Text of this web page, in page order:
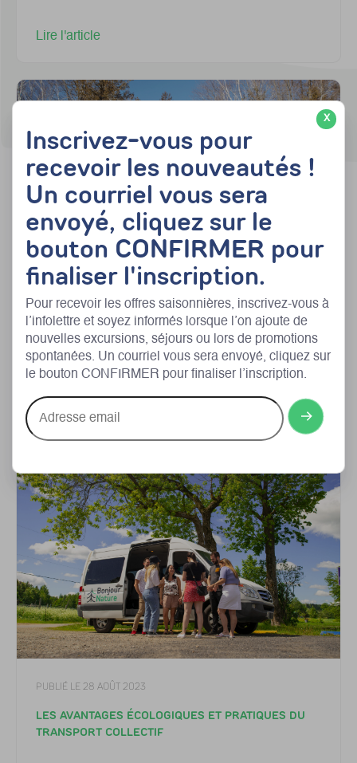
X
Inscrivez-vous pour
recevoir les nouveautés !
Un courriel vous sera
envoyé, cliquez sur le
bouton CONFIRMER pour
finaliser l'inscription.
Pour recevoir les offres saisonnières, inscrivez-vous à
l’infolettre et soyez informés lorsque l’on ajoute de
nouvelles excursions, séjours ou lors de promotions
spontanées. Un courriel vous sera envoyé, cliquez sur
le bouton CONFIRMER pour finaliser l’inscription.
Adresse
email
Lire l'article
PUBLIÉ LE 14 DÉCEMBRE 2023
5 SORTIES, AVEC TRANSPORT INCLUS, POUR VIVRE
LES PLAISIRS DE L’HIVER DANS LANAUDIÈRE GRÂCE
À BONJOUR NATURE
Lire l'article
PUBLIÉ LE 28 AOÛT 2023
LES AVANTAGES ÉCOLOGIQUES ET PRATIQUES DU
TRANSPORT COLLECTIF